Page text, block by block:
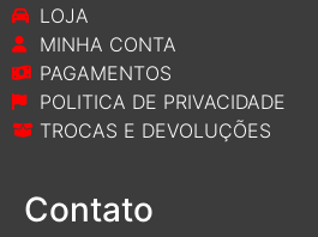
LOJA
MINHA CONTA
PAGAMENTOS
POLITICA DE PRIVACIDADE
TROCAS E DEVOLUÇÕES
Contato